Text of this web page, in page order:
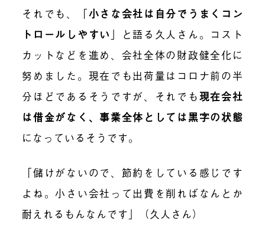
それでも、 「小さな会社は自分でうまくコン
トロールしやすい 」
と語る久人さん。コスト
カットなどを進め、会社全体の財政健全化に
努めました。現在でも出荷量はコロナ前の半
分ほどであるそうですが、それでも現在会社
は借金がなく、事業全体としては黒字の状態
になっているそうです。
「儲けがないので、節約をしている感じです
よね。小さい会社って出費を削ればなんとか
耐えれるもんなんです」（久人さん）